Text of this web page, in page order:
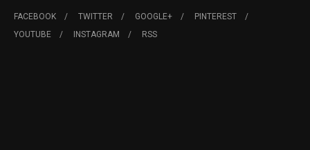
FACEBOOK TWITTER GOOGLE+
PINTEREST
YOUTUBE
INSTAGRAM RSS